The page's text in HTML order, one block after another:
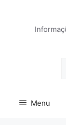
Menu